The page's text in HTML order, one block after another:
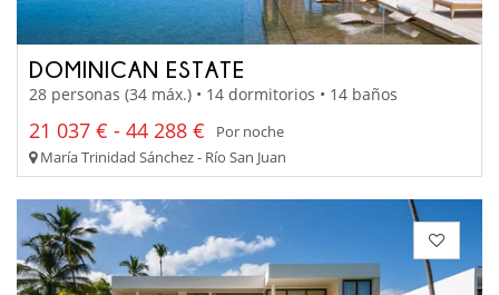
DOMINICAN ESTATE
28 personas (34 máx.) • 14 dormitorios • 14 baños
21 037 € - 44 288 €
Por noche
María Trinidad Sánchez - Río San Juan